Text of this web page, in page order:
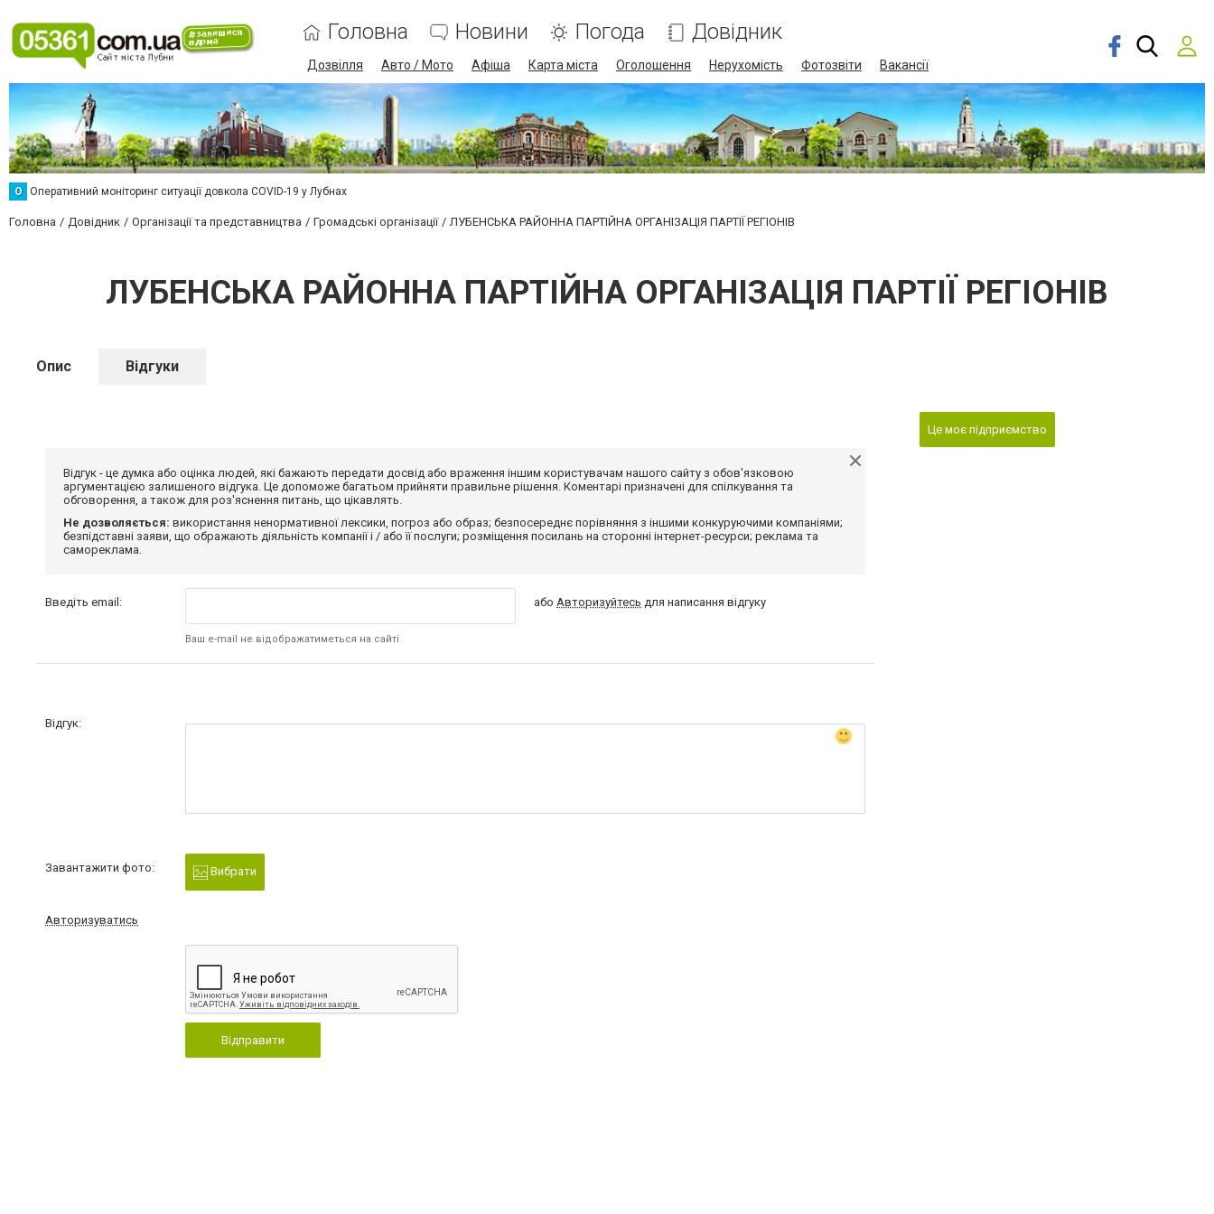
Головна Новини Погода Довідник
Дозвілля Авто / Мото Афіша Карта міста Оголошення Нерухомість Фотозвіти Вакансії
О Оперативний моніторинг ситуації довкола COVID-19 у Лубнах
Головна Довідник Організації та представництва Громадські організації ЛУБЕНСЬКА РАЙОННА ПАРТІЙНА ОРГАНІЗАЦІЯ ПАРТІЇ РЕГІОНІВ
ЛУБЕНСЬКА РАЙОННА ПАРТІЙНА ОРГАНІЗАЦІЯ ПАРТІЇ РЕГІОНІВ
Опис Відгуки
Відгук - це думка або оцінка людей, які бажають передати досвід або враження іншим користувачам нашого сайту з обов'язковою
аргументацією залишеного відгука. Це допоможе багатьом прийняти правильне рішення. Коментарі призначені для спілкування та
обговорення, а також для роз'яснення питань, що цікавлять.
Не дозволяється: використання ненормативної лексики, погроз або образ; безпосереднє порівняння з іншими конкуруючими компаніями;
безпідставні заяви, що ображають діяльність компанії і / або її послуги; розміщення посилань на сторонні інтернет-ресурси; реклама та
самореклама.
Введіть email:
Ваш e-mail не відображатиметься на сайті
абоАвторизуйтесь для написання відгуку
Відгук:
Завантажити фото: Вибрати
Авторизуватись
Відправити
Це моє підприємство